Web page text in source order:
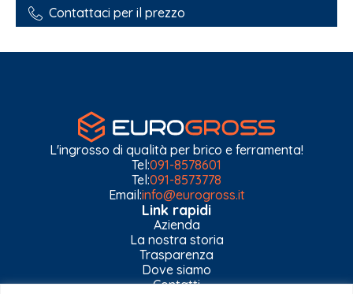
Contattaci per il prezzo
L'ingrosso di qualità per brico e ferramenta!
Tel:091-8578601
Tel:091-8573778
Email:info@eurogross.it
Link rapidi
Azienda
La nostra storia
Trasparenza
Dove siamo
Contatti